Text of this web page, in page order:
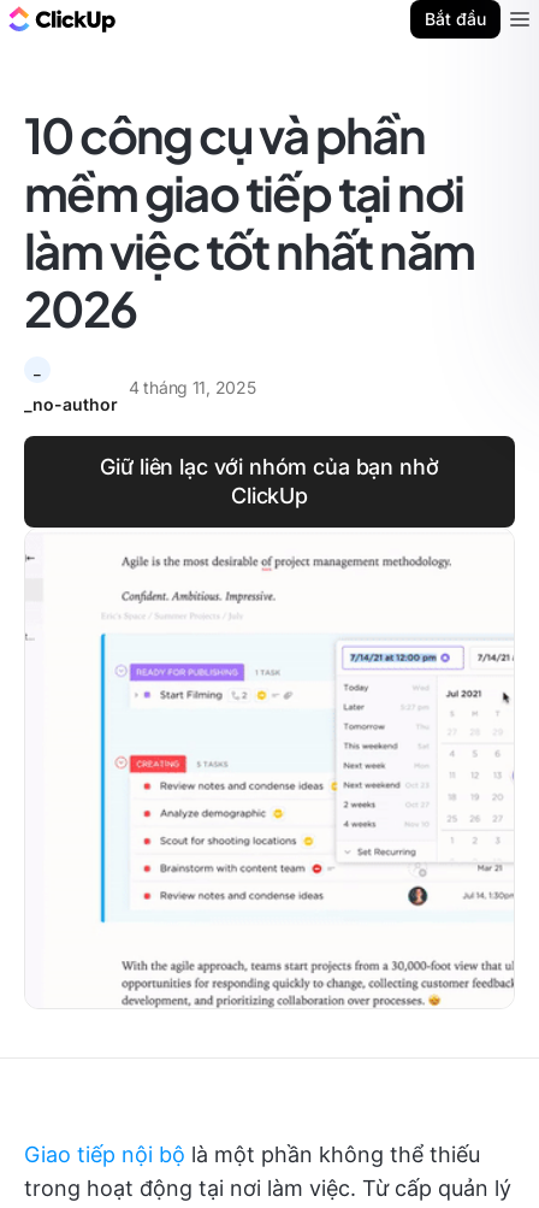
Bắt đầu
10 công cụ và phần
mềm giao tiếp tại nơi
làm việc tốt nhất năm
2026
_no-author
4 tháng 11, 2025
Giữ liên lạc với nhóm của bạn nhờ
ClickUp
Giao tiếp nội bộ là một phần không thể thiếu
trong hoạt động tại nơi làm việc. Từ cấp quản lý